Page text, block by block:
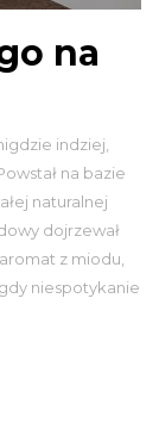
na
indziej,
na bazie
naturalnej
dojrzewał
z miodu,
niespotykanie